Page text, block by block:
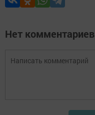
Нет комментариев